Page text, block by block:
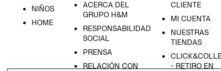
NIÑOS
HOME
ACERCA DEL
GRUPO H&M
RESPONSABILIDAD
SOCIAL
PRENSA
RELACIÓN CON
CLIENTE
MI CUENTA
NUESTRAS
TIENDAS
- RETIRO EN